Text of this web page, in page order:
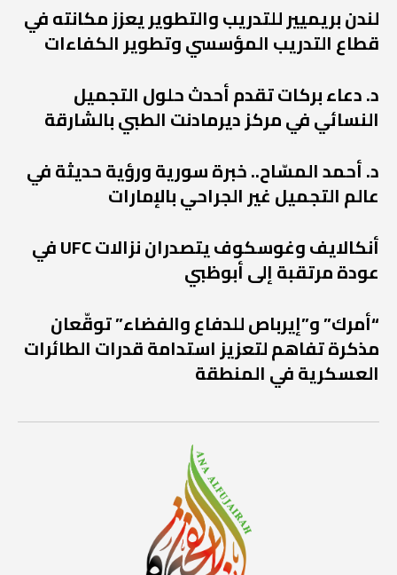
لندن بريميير للتدريب والتطوير يعزز مكانته في
قطاع التدريب المؤسسي وتطوير الكفاءات
د. دعاء بركات تقدم أحدث حلول التجميل
النسائي في مركز ديرمادنت الطبي بالشارقة
د. أحمد المسّاح.. خبرة سورية ورؤية حديثة في
عالم التجميل غير الجراحي بالإمارات
أنكالايف وغوسكوف يتصدران نزالات UFC في
عودة مرتقبة إلى أبوظبي
“أمرك” و”إيرباص للدفاع والفضاء” توقّعان
مذكرة تفاهم لتعزيز استدامة قدرات الطائرات
العسكرية في المنطقة